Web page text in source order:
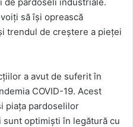
să își oprească
trendul de creștere a pieței
a avut de suferit în
COVID-19. Acest
piața pardoselilor
optimiști în legătură cu